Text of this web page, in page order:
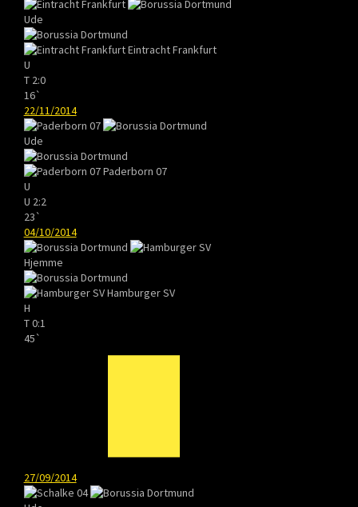
Ude
Eintracht Frankfurt
U
T 2:0
16`
22/11/2014
Ude
Paderborn 07
U
U 2:2
23`
04/10/2014
Hjemme
Hamburger SV
H
T0:1
45`
27/09/2014